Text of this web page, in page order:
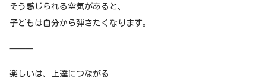
そう感じられる空気があると、
子どもは自分から弾きたくなります。
⸻
楽しいは、上達につながる